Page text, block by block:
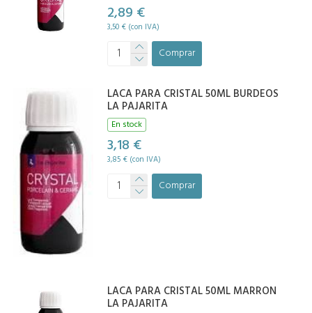
2,89 €
3,50 € (con IVA)
Comprar
LACA PARA CRISTAL 50ML BURDEOS
LA PAJARITA
En stock
3,18 €
3,85 € (con IVA)
Comprar
LACA PARA CRISTAL 50ML MARRON
LA PAJARITA